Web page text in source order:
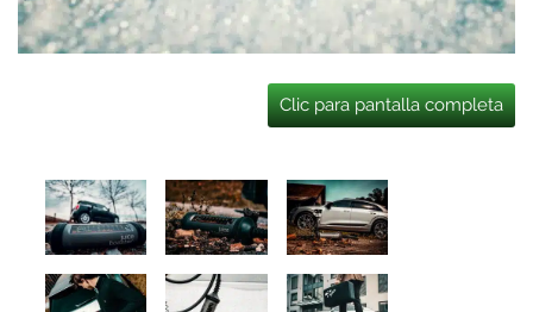
Clic para pantalla completa